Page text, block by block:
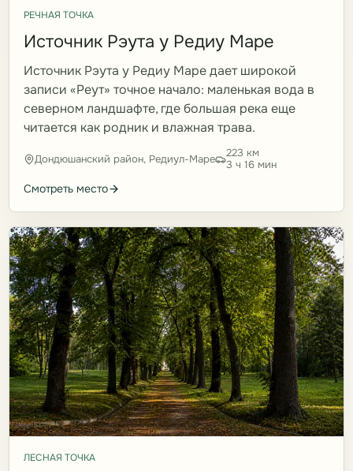
РЕЧНАЯ ТОЧКА
Источник Рэута у Редиу Маре
Источник Рэута у Редиу Маре дает широкой
записи «Реут» точное начало: маленькая вода в
северном ландшафте, где большая река еще
читается как родник и влажная трава.
Дондюшанский район, Редиул-Маре
223 км
3 ч 16 мин
Смотреть место
ЛЕСНАЯ ТОЧКА